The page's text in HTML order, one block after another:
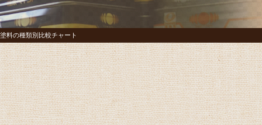
料の種類別比較チャート